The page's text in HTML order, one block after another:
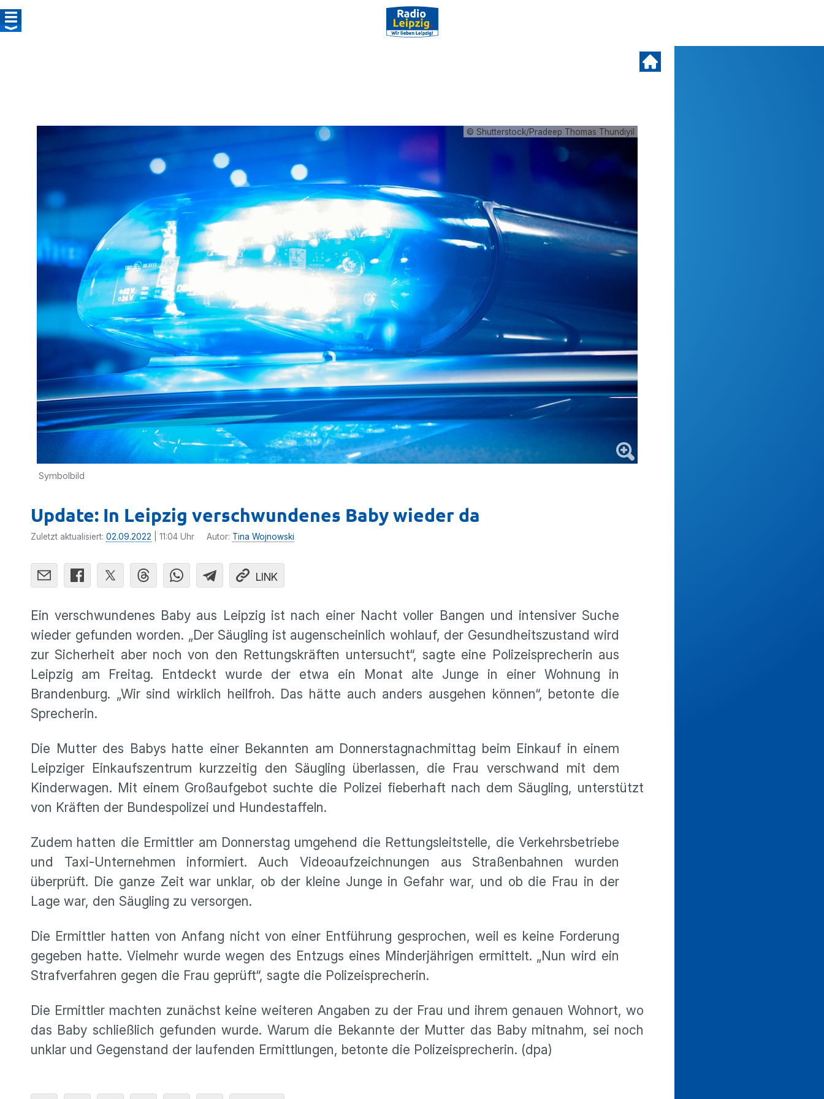
© Shutterstock/Pradeep Thomas Thundiyil
Symbolbild
Update: In Leipzig verschwundenes Baby wieder da
Zuletzt aktualisiert: 02.09.2022 | 11:04 Uhr Autor: Tina Wojnowski
LINK
Ein verschwundenes Baby aus Leipzig ist nach einer Nacht voller Bangen und intensiver Suche
wieder gefunden worden. „Der Säugling ist augenscheinlich wohlauf, der Gesundheitszustand wird
zur Sicherheit aber noch von den Rettungskräften untersucht“, sagte eine Polizeisprecherin aus
Leipzig am Freitag. Entdeckt wurde der etwa ein Monat alte Junge in einer Wohnung in
Brandenburg. „Wir sind wirklich heilfroh. Das hätte auch anders ausgehen können“, betonte die
Sprecherin.
Die Mutter des Babys hatte einer Bekannten am Donnerstagnachmittag beim Einkauf in einem
Leipziger Einkaufszentrum kurzzeitig den Säugling überlassen, die Frau verschwand mit dem
Kinderwagen. Mit einem Großaufgebot suchte die Polizei fieberhaft nach dem Säugling, unterstützt
von Kräften der Bundespolizei und Hundestaffeln.
Zudem hatten die Ermittler am Donnerstag umgehend die Rettungsleitstelle, die Verkehrsbetriebe
und Taxi-Unternehmen informiert. Auch Videoaufzeichnungen aus Straßenbahnen wurden
überprüft. Die ganze Zeit war unklar, ob der kleine Junge in Gefahr war, und ob die Frau in der
Lage war, den Säugling zu versorgen.
Die Ermittler hatten von Anfang nicht von einer Entführung gesprochen, weil es keine Forderung
gegeben hatte. Vielmehr wurde wegen des Entzugs eines Minderjährigen ermittelt. „Nun wird ein
Strafverfahren gegen die Frau geprüft“, sagte die Polizeisprecherin.
Die Ermittler machten zunächst keine weiteren Angaben zu der Frau und ihrem genauen Wohnort, wo
das Baby schließlich gefunden wurde. Warum die Bekannte der Mutter das Baby mitnahm, sei noch
unklar und Gegenstand der laufenden Ermittlungen, betonte die Polizeisprecherin. (dpa)